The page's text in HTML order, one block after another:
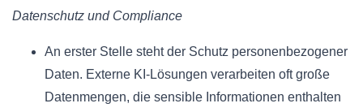
Datenschutz und Compliance
An erster Stelle steht der Schutz personenbezogener
Daten. Externe KI-Lösungen verarbeiten oft große
Datenmengen, die sensible Informationen enthalten